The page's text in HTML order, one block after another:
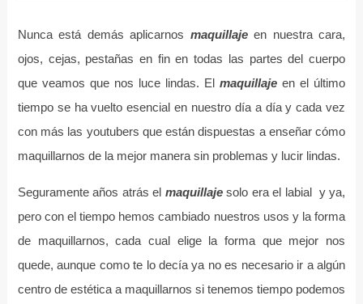
Nunca está demás aplicarnos maquillajeen nuestra cara,
ojos, cejas, pestañas en fin en todas las partes del cuerpo
que veamos que nos luce lindas. Elmaquillaje en el último
tiempo se ha vuelto esencial en nuestro día a día y cada vez
con más las youtubers que están dispuestas a enseñar cómo
maquillarnos de la mejor manera sin problemas y lucir lindas.
Seguramente años atrás el maquillajesolo era el labial y ya,
pero con el tiempo hemos cambiado nuestros usos y la forma
de maquillarnos, cada cual elige la forma que mejor nos
quede, aunque como te lo decía ya no es necesario ir a algún
centro de estética a maquillarnos si tenemos tiempo podemos